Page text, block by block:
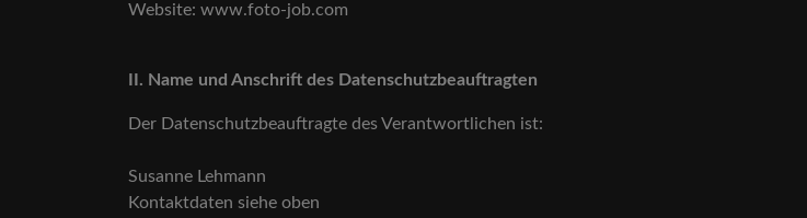
Website: www.foto-job.com
II. Name und Anschrift des Datenschutzbeauftragten
Der Datenschutzbeauftragte des Verantwortlichen ist:
Susanne Lehmann
Kontaktdaten siehe oben